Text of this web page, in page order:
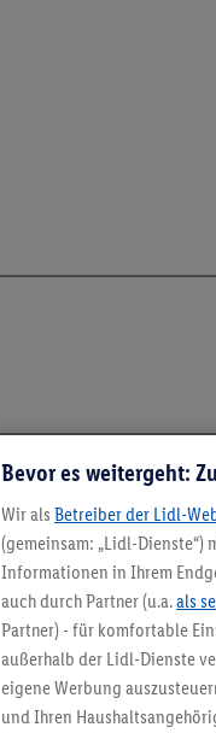
Bevor es weitergeht:
Wir als Betreiber der Lidl-
(gemeinsam: „Lidl-
Informationen in Ihrem
auch durch Partner (u.a.als
Partner) - für komfortable
außerhalb der Lidl-Dienste
eigene Werbung
und Ihren